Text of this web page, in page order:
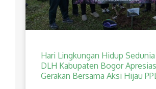
Hari Lingkungan Hidup
DLH Kabupaten Bogor
Gerakan Bersama Aksi Hijau